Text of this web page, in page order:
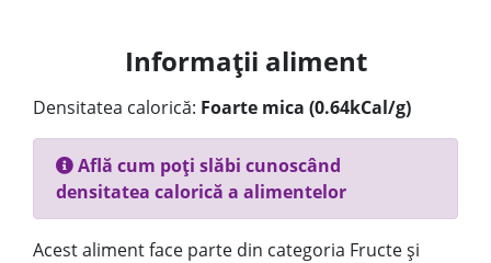
Informații aliment
Densitatea calorică: Foarte mica (0.64kCal/g)
Află cum poți slăbi cunoscând
densitatea calorică a alimentelor
Acest aliment face parte din categoria Fructe și